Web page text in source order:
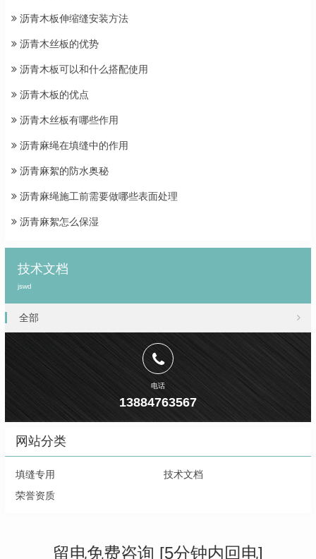
沥青木板伸缩缝安装方法
沥青木丝板的优势
沥青木板可以和什么搭配使用
沥青木板的优点
沥青木丝板有哪些作用
沥青麻绳在填缝中的作用
沥青麻絮的防水奥秘
沥青麻绳施工前需要做哪些表面处理
沥青麻絮怎么保湿
技术文档
jswd
全部
电话
13884763567
网站分类
填缝专用
技术文档
荣誉资质
留电免费咨询 [5分钟内回电]